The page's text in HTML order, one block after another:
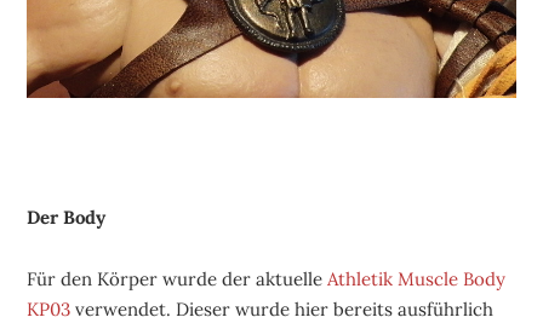
Der Body
Für den Körper wurde der aktuelle Athletik Muscle Body
KP03 verwendet. Dieser wurde hier bereits ausführlich